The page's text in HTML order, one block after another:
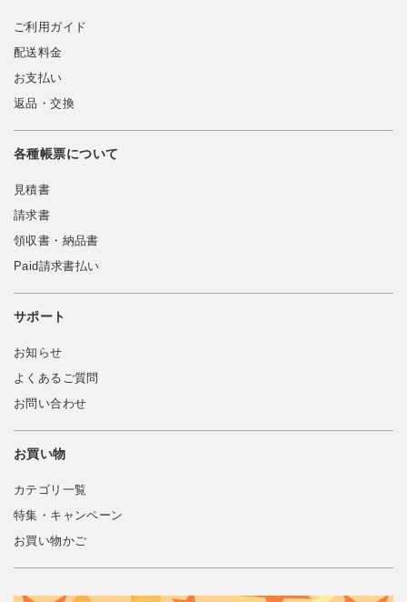
ご利用ガイド
配送料金
お支払い
返品・交換
各種帳票について
見積書
請求書
領収書・納品書
Paid請求書払い
サポート
お知らせ
よくあるご質問
お問い合わせ
お買い物
カテゴリ一覧
特集・キャンペーン
お買い物かご